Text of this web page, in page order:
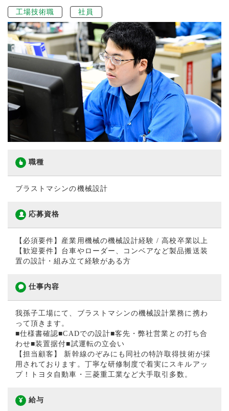
工場技術職 社員
職種
ブラストマシンの機械設計
応募資格
【必須要件】産業用機械の機械設計経験 / 高校卒業以上
【歓迎要件】台車やローダー、コンベアなど製品搬送装
置の設計・組み立て経験がある方
仕事内容
我孫子工場にて、ブラストマシンの機械設計業務に携わ
って頂きます。
■仕様書確認■CADでの設計■客先・弊社営業との打ち合
わせ■装置据付■試運転の立会い
【担当顧客】 新幹線のぞみにも同社の特許取得技術が採
用されております。丁寧な研修制度で着実にスキルアッ
プ！トヨタ自動車・三菱重工業など大手取引多数。
給与